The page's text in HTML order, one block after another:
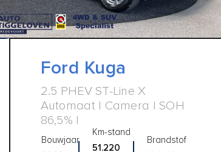
Ford Kuga
2.5 PHEV ST-Line X
Automaat | Camera | SOH
86,5% |
Bouwjaar
Km-stand
51.220
Brandstof